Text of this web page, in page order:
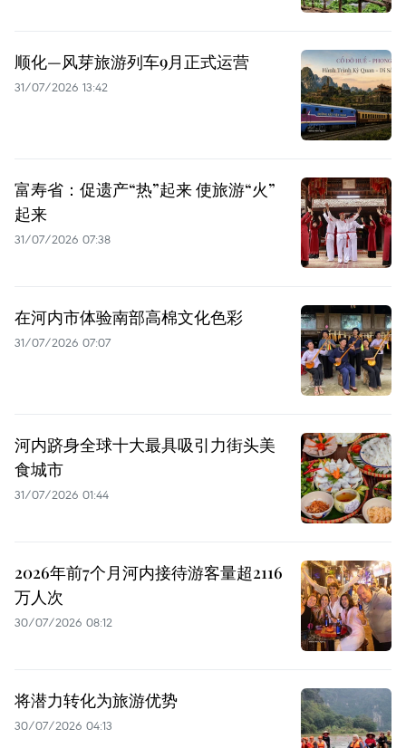
顺化—风芽旅游列车9月正式运营
31/07/2026 13:42
富寿省：促遗产“热”起来 使旅游“火”
起来
31/07/2026 07:38
在河内市体验南部高棉文化色彩
31/07/2026 07:07
河内跻身全球十大最具吸引力街头美
食城市
31/07/2026 01:44
2026年前7个月河内接待游客量超2116
万人次
30/07/2026 08:12
将潜力转化为旅游优势
30/07/2026 04:13